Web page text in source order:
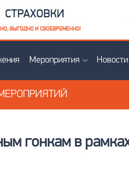
Мероприятия Новости
гонкам в рамках